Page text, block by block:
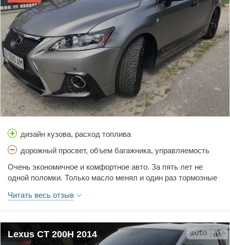
дизайн кузова, расход топлива
дорожный просвет, объем багажника, управляемость
Очень экономичное и комфортное авто. За пять лет не
одной поломки. Только масло менял и один раз тормозные
Читать весь отзыв
Lexus CT 200H 2014